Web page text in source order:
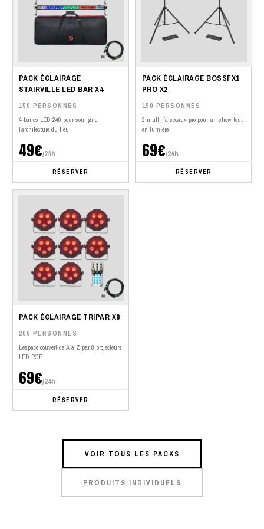
PACK ÉCLAIRAGE
STAIRVILLE LED BAR X4
150 PERSONNES
4 barres LED 240 pour souligner
l'architecture du lieu
49€/24h
RÉSERVER
PACK ÉCLAIRAGE BOSSFX1
PRO X2
150 PERSONNES
2 multi-faisceaux pro pour un show tout
en lumière
69€/24h
RÉSERVER
PACK ÉCLAIRAGE TRIPAR X8
200 PERSONNES
L'espace couvert de A à Z par 8 projecteurs
LED RGB
69€/24h
RÉSERVER
VOIR TOUS LES PACKS
PRODUITS INDIVIDUELS